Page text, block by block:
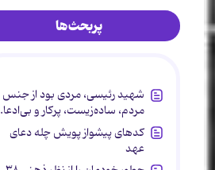
پربحث‌ها
شهید رئیسی، مردی بود از جنس
مردم، ساده‌زیست، پرکار و بی‌ادعا.
کدهای پیشواز پویش چله دعای
عهد